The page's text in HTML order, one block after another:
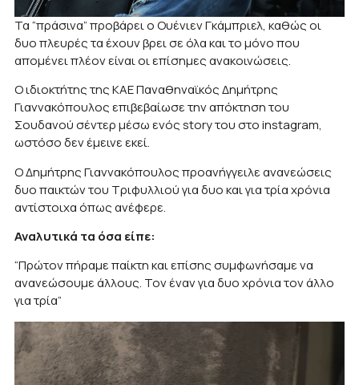
Τα “πράσινα” προβάρει ο Ουένιεν Γκάμπριελ, καθώς οι
δυο πλευρές τα έχουν βρει σε όλα και το μόνο που
απομένει πλέον είναι οι επίσημες ανακοινώσεις.
Ο ιδιοκτήτης της ΚΑΕ Παναθηναϊκός Δημήτρης
Γιαννακόπουλος επιβεβαίωσε την απόκτηση του
Σουδανού σέντερ μέσω ενός story του στο instagram,
ωστόσο δεν έμεινε εκεί.
Ο Δημήτρης Γιαννακόπουλος προανήγγειλε ανανεώσεις
δυο παικτών του Tριφυλλιού για δυο και για τρία χρόνια
αντίστοιχα όπως ανέφερε.
Αναλυτικά τα όσα είπε:
“Πρώτον πήραμε παίκτη και επίσης συμφωνήσαμε να
ανανεώσουμε άλλους. Τον έναν για δυο χρόνια τον άλλο
για τρία”
Πρόγραμμα
Αναπαραγωγής
Βίντεο